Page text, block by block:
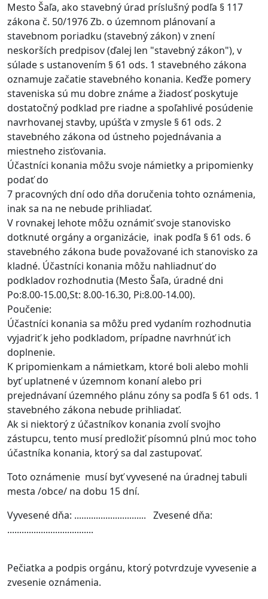
Mesto Šaľa, ako stavebný úrad príslušný podľa § 117
zákona č. 50/1976 Zb. o územnom plánovaní a
stavebnom poriadku (stavebný zákon) v znení
neskorších predpisov (ďalej len "stavebný zákon"), v
súlade s ustanovením § 61 ods. 1 stavebného zákona
oznamuje začatie stavebného konania. Keďže pomery
staveniska sú mu dobre známe a žiadosť poskytuje
dostatočný podklad pre riadne a spoľahlivé posúdenie
navrhovanej stavby, upúšťa v zmysle § 61 ods. 2
stavebného zákona od ústneho pojednávania a
miestneho zisťovania.
Účastníci konania môžu svoje námietky a pripomienky
podať do
7 pracovných dní odo dňa doručenia tohto oznámenia,
inak sa na ne nebude prihliadať.
V rovnakej lehote môžu oznámiť svoje stanovisko
dotknuté orgány a organizácie, inak podľa § 61 ods. 6
stavebného zákona bude považované ich stanovisko za
kladné. Účastníci konania môžu nahliadnuť do
podkladov rozhodnutia (Mesto Šaľa, úradné dni
Po:8.00-15.00,St: 8.00-16.30, Pi:8.00-14.00).
Poučenie:
Účastníci konania sa môžu pred vydaním rozhodnutia
vyjadriť k jeho podkladom, prípadne navrhnúť ich
doplnenie.
K pripomienkam a námietkam, ktoré boli alebo mohli
byť uplatnené v územnom konaní alebo pri
prejednávaní územného plánu zóny sa podľa § 61 ods. 1
stavebného zákona nebude prihliadať.
Ak si niektorý z účastníkov konania zvolí svojho
zástupcu, tento musí predložiť písomnú plnú moc toho
účastníka konania, ktorý sa dal zastupovať.
Toto oznámenie musí byť vyvesené na úradnej tabuli
mesta /obce/ na dobu 15 dní.
Vyvesené dňa: .............................. Zvesené dňa:
....................................
Pečiatka a podpis orgánu, ktorý potvrdzuje vyvesenie a
zvesenie oznámenia.